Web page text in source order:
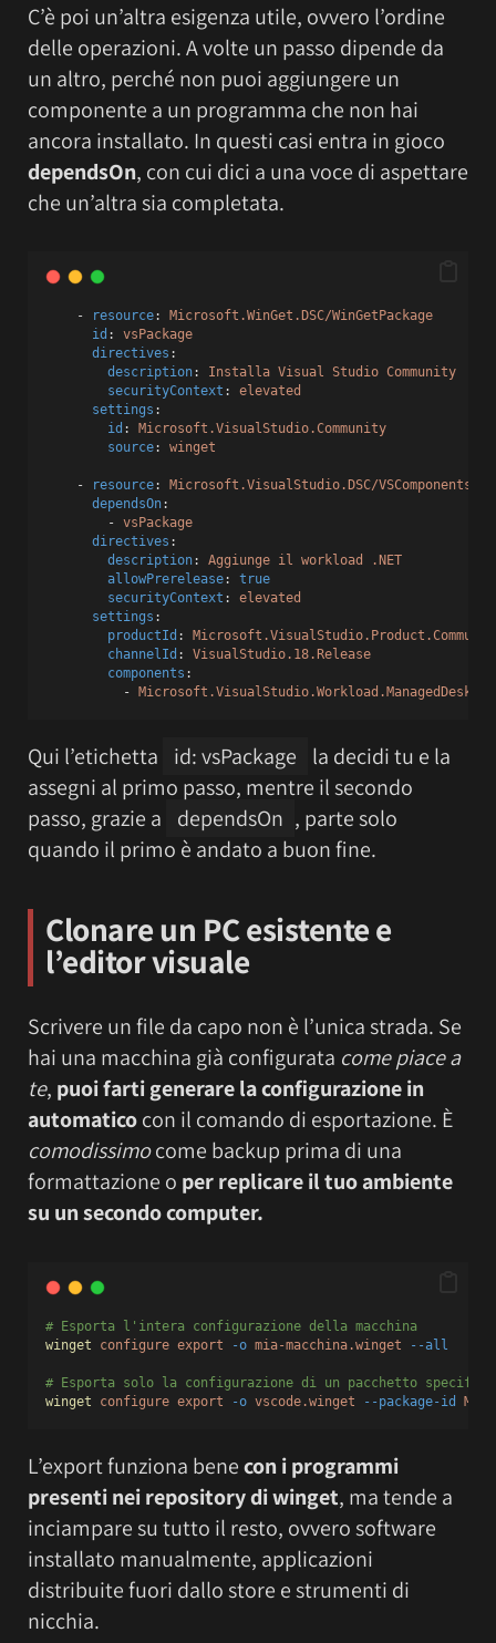
C’è poi un’altra esigenza utile, ovvero l’ordine
delle operazioni. A volte un passo dipende da
un altro, perché non puoi aggiungere un
componente a un programma che non hai
ancora installato. In questi casi entra in gioco
dependsOn, con cui dici a una voce di aspettare
che un’altra sia completata.
    -
resource: Microsoft.WinGet.DSC/WinGetPackage
id : vsPackage
directives :
description: Installa Visual Studio Community
securityContext : elevated
settings :
id : Microsoft.VisualStudio.Community
source: winget
    -
resource: Microsoft.VisualStudio.DSC/VSComponents
dependsOn:
        -
vsPackage
directives :
description: Aggiunge il workload .NET
allowPrerelease: true
securityContext : elevated
settings :
productId :
channelId : VisualStudio.18.Release
components :
          -
Microsoft.VisualStudio.Workload.ManagedDesktop
Qui l’etichetta id: vsPackage
la decidi tu e la
assegni al primo passo, mentre il secondo
passo, grazie a
dependsOn , parte solo
quando il primo è andato a buon fine.
Clonare un PC esistente e
l’editor visuale
Scrivere un file da capo non è l’unica strada. Se
hai una macchina già configurata come piace a
te, puoi farti generare la configurazione in
automaticocon il comando di esportazione. È
comodissimocome backup prima di una
formattazione o per replicare il tuo ambiente
su un secondo computer.
# Esporta l'intera configurazione della macchina
winget
configure export -o mia-macchina.winget --all
# Esporta solo la configurazione di un pacchetto specifico
winget
configure export -o vscode.winget --package-id
L’export funziona benecon i programmi
presenti nei repository di winget, ma tende a
inciampare su tutto il resto, ovvero software
installato manualmente, applicazioni
distribuite fuori dallo store e strumenti di
nicchia.